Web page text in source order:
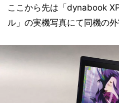
ここから先は「dynabook
ル」の実機写真にて同機の外